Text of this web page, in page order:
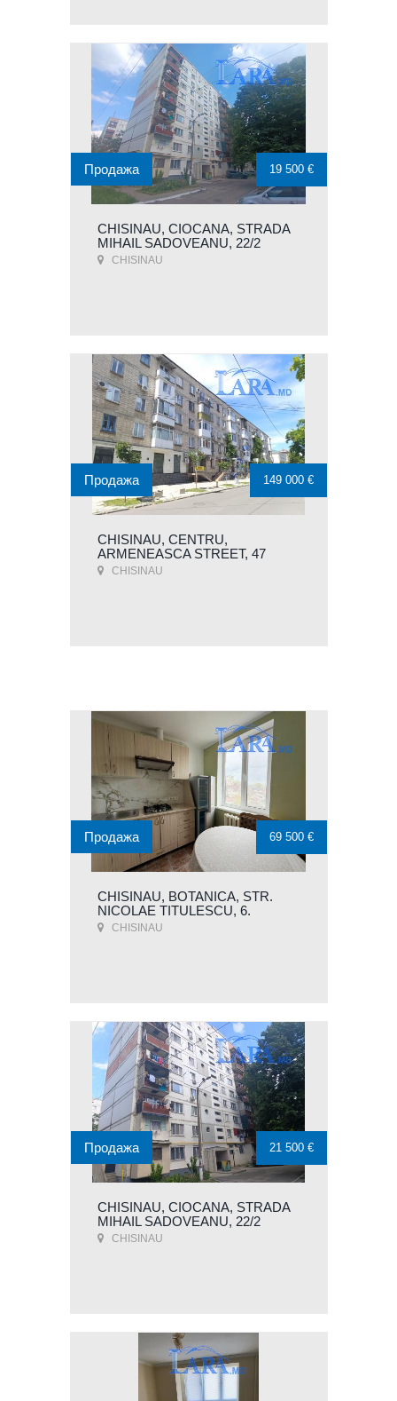
CHISINAU, CIOCANA, STRADA
MIHAIL SADOVEANU, 22/2
CHISINAU
Продажа 19 500 €
CHISINAU, CENTRU,
ARMENEASCA STREET, 47
CHISINAU
Продажа 149 000 €
CHISINAU, BOTANICA, STR.
NICOLAE TITULESCU, 6.
CHISINAU
Продажа 69 500 €
CHISINAU, CIOCANA, STRADA
MIHAIL SADOVEANU, 22/2
CHISINAU
Продажа 21 500 €